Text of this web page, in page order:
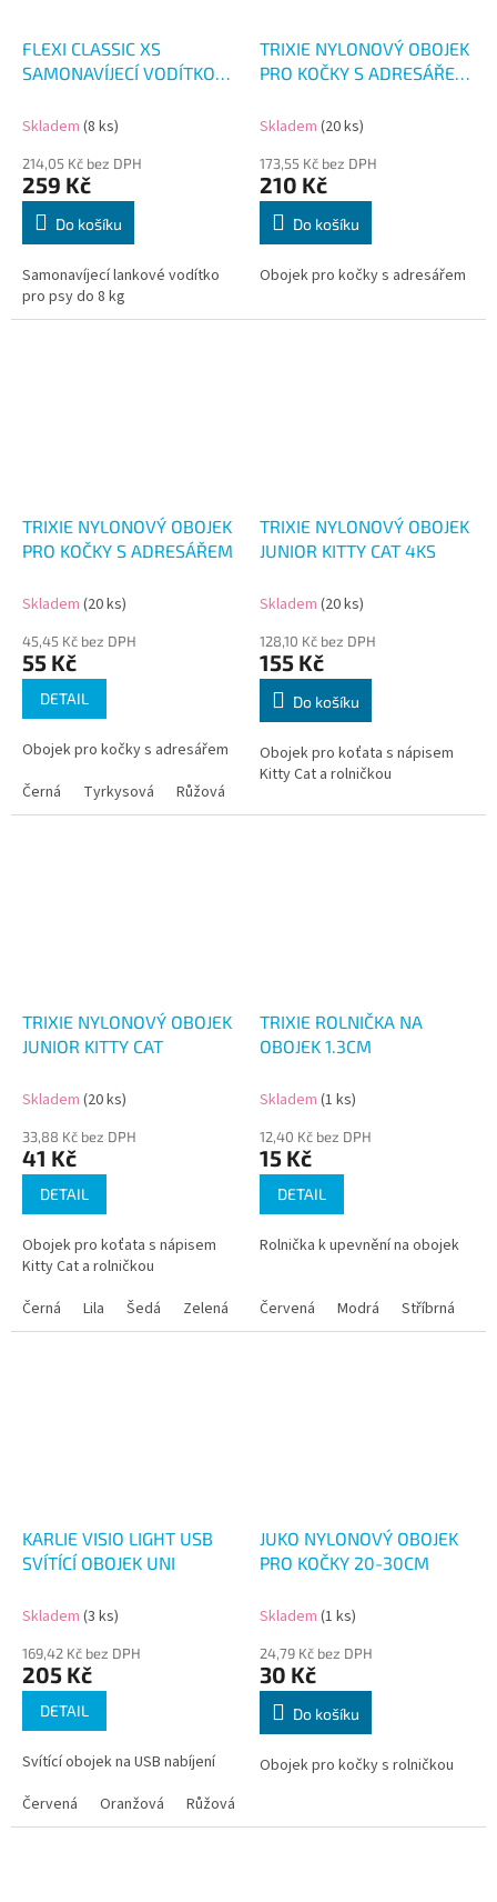
FLEXI CLASSIC XS
SAMONAVÍJECÍ VODÍTKO
Skladem (8 ks)
214,05 Kč bez DPH
259 Kč
Do košíku
Samonavíjecí lankové vodítko
pro psy do 8 kg
TRIXIE NYLONOVÝ OBOJEK
PRO KOČKY S ADRESÁŘEM
Skladem (20 ks)
173,55 Kč bez DPH
210 Kč
Do košíku
Obojek pro kočky s adresářem
TRIXIE NYLONOVÝ OBOJEK
PRO KOČKY S ADRESÁŘEM
Skladem (20 ks)
45,45 Kč bez DPH
55 Kč
DETAIL
Obojek pro kočky s adresářem
Černá
Tyrkysová Růžová
TRIXIE NYLONOVÝ OBOJEK
JUNIOR KITTY CAT 4KS
Skladem (20 ks)
128,10 Kč bez DPH
155 Kč
Do košíku
Obojek pro koťata s nápisem
Kitty Cat a rolničkou
TRIXIE NYLONOVÝ OBOJEK
JUNIOR KITTY CAT
Skladem (20 ks)
33,88 Kč bez DPH
41 Kč
DETAIL
Obojek pro koťata s nápisem
Kitty Cat a rolničkou
Černá
Lila Šedá Zelená
TRIXIE ROLNIČKA NA
OBOJEK 1.3CM
Skladem (1 ks)
12,40 Kč bez DPH
15 Kč
DETAIL
Rolnička k upevnění na obojek
Červená Modrá Stříbrná
KARLIE VISIO LIGHT USB
SVÍTÍCÍ OBOJEK UNI
Skladem (3 ks)
169,42 Kč bez DPH
205 Kč
DETAIL
Svítící obojek na USB nabíjení
Červená
Oranžová Růžová
JUKO NYLONOVÝ OBOJEK
PRO KOČKY 20-30CM
Skladem (1 ks)
24,79 Kč bez DPH
30 Kč
Do košíku
Obojek pro kočky s rolničkou